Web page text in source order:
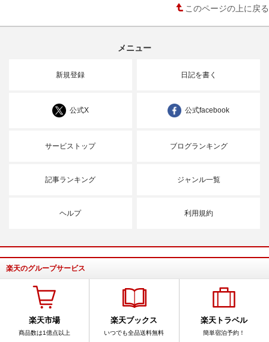
このページの上に戻る
メニュー
新規登録 日記を書く
公式X 公式facebook
サービストップ ブログランキング
記事ランキング ジャンル一覧
ヘルプ 利用規約
楽天のグループサービス
楽天市場
商品数は1億点以上
楽天ブックス
いつでも全品送料無料
楽天トラベル
簡単宿泊予約！